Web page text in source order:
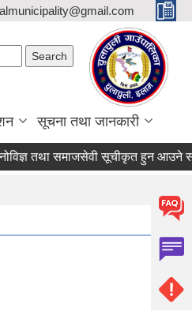
सूचना तथा जानकारी
तथा समाजसेवी सूचीकृत हुन आउने